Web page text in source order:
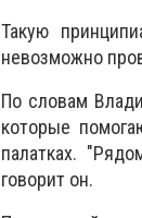
Такую
невозможно
По словам
которые
палатках.
говорит он.